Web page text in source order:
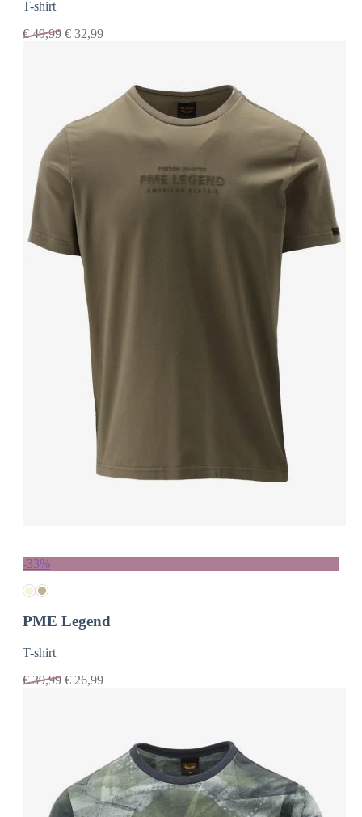
T-shirt
€49,99 € 32,99
-33%
PME Legend
T-shirt
€39,99 € 26,99